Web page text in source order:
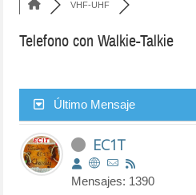
VHF-UHF
Telefono con Walkie-Talkie
Último Mensaje
EC1T
Mensajes: 1390